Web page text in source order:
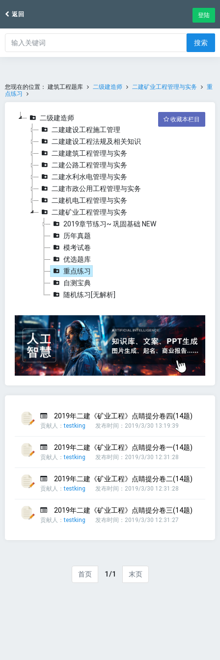
返回 登陆
搜索
您现在的位置： 建筑工程题库 二级建造师 二建矿业工程管理与实务
重
点练习
收藏本栏目
二级建造师
二建建设工程施工管理
二建建设工程法规及相关知识
二建建筑工程管理与实务
二建公路工程管理与实务
二建水利水电管理与实务
二建市政公用工程管理与实务
二建机电工程管理与实务
二建矿业工程管理与实务
2019章节练习~ 巩固基础 NEW
历年真题
模考试卷
优选题库
重点练习
自测宝典
随机练习[无解析]
2019年二建《矿业工程》点睛提分卷四(14题)
贡献人：testking 发布时间：2019/3/30 13:19:39
2019年二建《矿业工程》点睛提分卷一(14题)
贡献人：testking 发布时间：2019/3/30 12:31:28
2019年二建《矿业工程》点睛提分卷二(14题)
贡献人：testking 发布时间：2019/3/30 12:31:28
2019年二建《矿业工程》点睛提分卷三(14题)
贡献人：testking 发布时间：2019/3/30 12:31:27
首页 1/1 末页